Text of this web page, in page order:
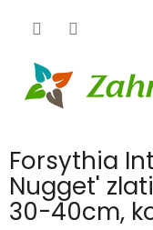
Forsythia
Nugget'
30-40cm,